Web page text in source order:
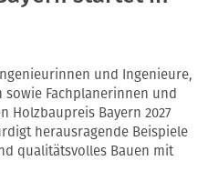
und Ingenieure,
Fachplanerinnen und
Holzbaupreis Bayern 2027
herausragende Beispiele
qualitätsvolles Bauen mit